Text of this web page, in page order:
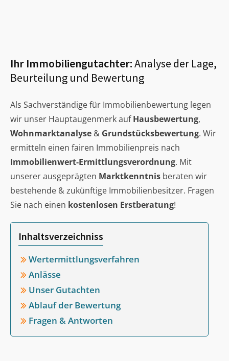
Ihr Immobiliengutachter:Analyse der Lage,
Beurteilung und Bewertung
Als Sachverständige für Immobilienbewertung legen
wir unser Hauptaugenmerk aufHausbewertung,
Wohnmarktanalyse & Grundstücksbewertung. Wir
ermitteln einen fairen Immobilienpreis nach
Immobilienwert-Ermittlungsverordnung. Mit
unserer ausgeprägten Marktkenntnis beraten wir
bestehende & zukünftige Immobilienbesitzer. Fragen
Sie nach einen kostenlosen Erstberatung!
Inhaltsverzeichniss
Wertermittlungsverfahren
Anlässe
Unser Gutachten
Ablauf der Bewertung
Fragen & Antworten